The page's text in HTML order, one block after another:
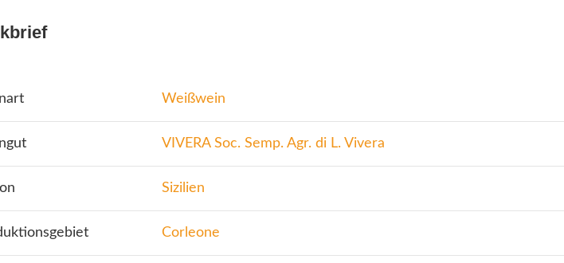
Weißwein
VIVERA Soc. Semp. Agr. di L. Vivera
Sizilien
Corleone